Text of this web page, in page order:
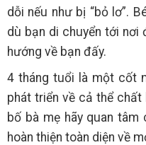
dỗi nếu như bị “bỏ lơ”.
dù bạn di chuyển tới nơi
hướng về bạn đấy.
4 tháng tuổi là một cốt
phát triển về cả thể
bố bà mẹ hãy quan
hoàn thiện toàn diện về